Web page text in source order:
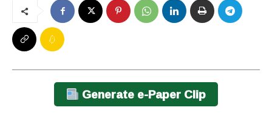
Generate e-Paper Clip